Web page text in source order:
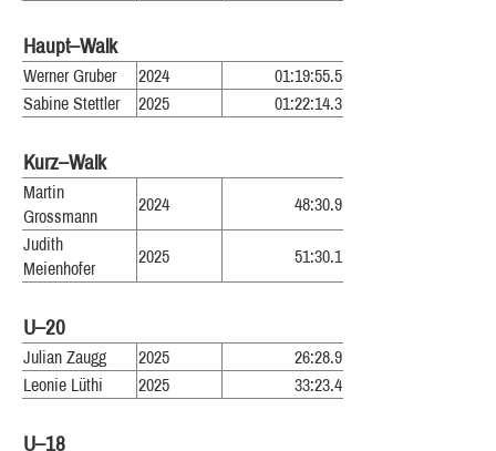
Haupt–Walk
Werner Gruber 2024
01:19:55.5
Sabine Stettler
2025 01:22:14.3
Kurz–Walk
Martin
Grossmann
2024
48:30.9
Judith
Meienhofer
2025 51:30.1
U–20
Julian Zaugg 2025
26:28.9
Leonie Lüthi
2025 33:23.4
U–18